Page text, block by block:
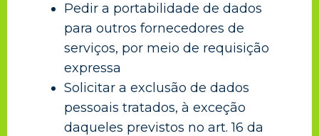
Pedir a portabilidade de dados
para outros fornecedores de
serviços, por meio de requisição
expressa
Solicitar a exclusão de dados
pessoais tratados, à exceção
daqueles previstos no art. 16 da